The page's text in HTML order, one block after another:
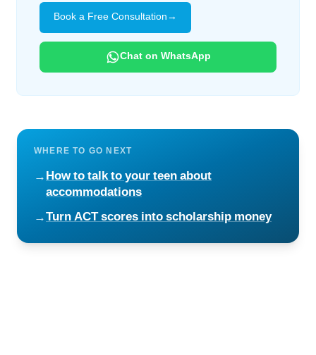
Book a Free Consultation→
Chat on WhatsApp
WHERE TO GO NEXT
→How to talk to your teen about
accommodations
→Turn ACT scores into scholarship money